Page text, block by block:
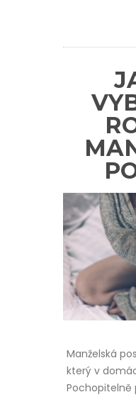
Manželská
který v
Pochopitelně